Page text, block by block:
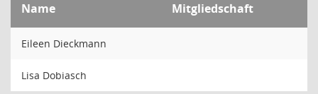
Name Mitgliedschaft
Eileen Dieckmann
Lisa Dobiasch